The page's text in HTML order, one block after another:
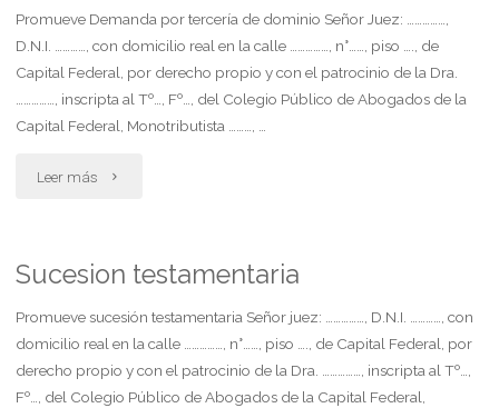
derecho"
Promueve Demanda por tercería de dominio Señor Juez: ……………,
D.N.I. …………, con domicilio real en la calle ……………, n°……, piso …., de
Capital Federal, por derecho propio y con el patrocinio de la Dra.
……………, inscripta al Tº…, Fº…, del Colegio Público de Abogados de la
Capital Federal, Monotributista ………, …
Leer más "Terceria
dominio"
Sucesion testamentaria
Promueve sucesión testamentaria Señor juez: ……………, D.N.I. …………, con
domicilio real en la calle ……………, n°……, piso …., de Capital Federal, por
derecho propio y con el patrocinio de la Dra. ……………, inscripta al Tº…,
Fº…, del Colegio Público de Abogados de la Capital Federal,